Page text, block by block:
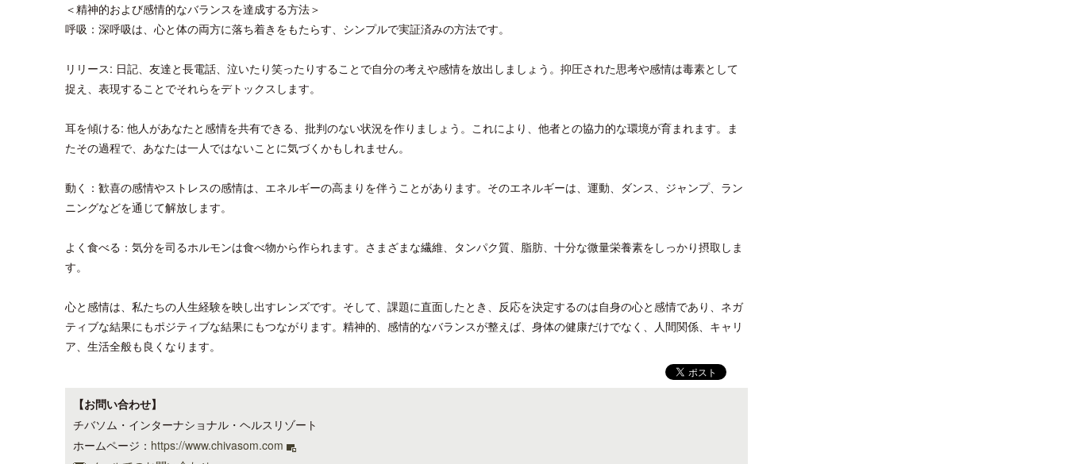
＜精神的および感情的なバランスを達成する方法＞
呼吸：深呼吸は、心と体の両方に落ち着きをもたらす、シンプルで実証済みの方法です。
リリース: 日記、友達と長電話、泣いたり笑ったりすることで自分の考えや感情を放出しましょう。抑圧された思考や感情は毒素として
捉え、表現することでそれらをデトックスします。
耳を傾ける: 他人があなたと感情を共有できる、批判のない状況を作りましょう。これにより、他者との協力的な環境が育まれます。ま
たその過程で、あなたは一人ではないことに気づくかもしれません。
動く：歓喜の感情やストレスの感情は、エネルギーの高まりを伴うことがあります。そのエネルギーは、運動、ダンス、ジャンプ、ラン
ニングなどを通じて解放します。
よく食べる：気分を司るホルモンは食べ物から作られます。さまざまな繊維、タンパク質、脂肪、十分な微量栄養素をしっかり摂取しま
す。
心と感情は、私たちの人生経験を映し出すレンズです。そして、課題に直面したとき、反応を決定するのは自身の心と感情であり、ネガ
ティブな結果にもポジティブな結果にもつながります。精神的、感情的なバランスが整えば、身体の健康だけでなく、人間関係、キャリ
ア、生活全般も良くなります。
【お問い合わせ】
チバソム・インターナショナル・ヘルスリゾート
ホームページ： https://www.chivasom.com